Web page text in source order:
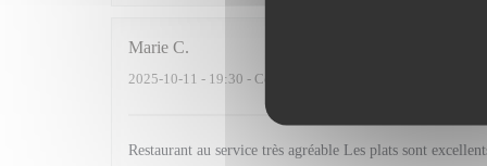
Marie C
2025-10-11 - 19:30 - Couverts 2
Restaurant au service très agréable Les plats sont